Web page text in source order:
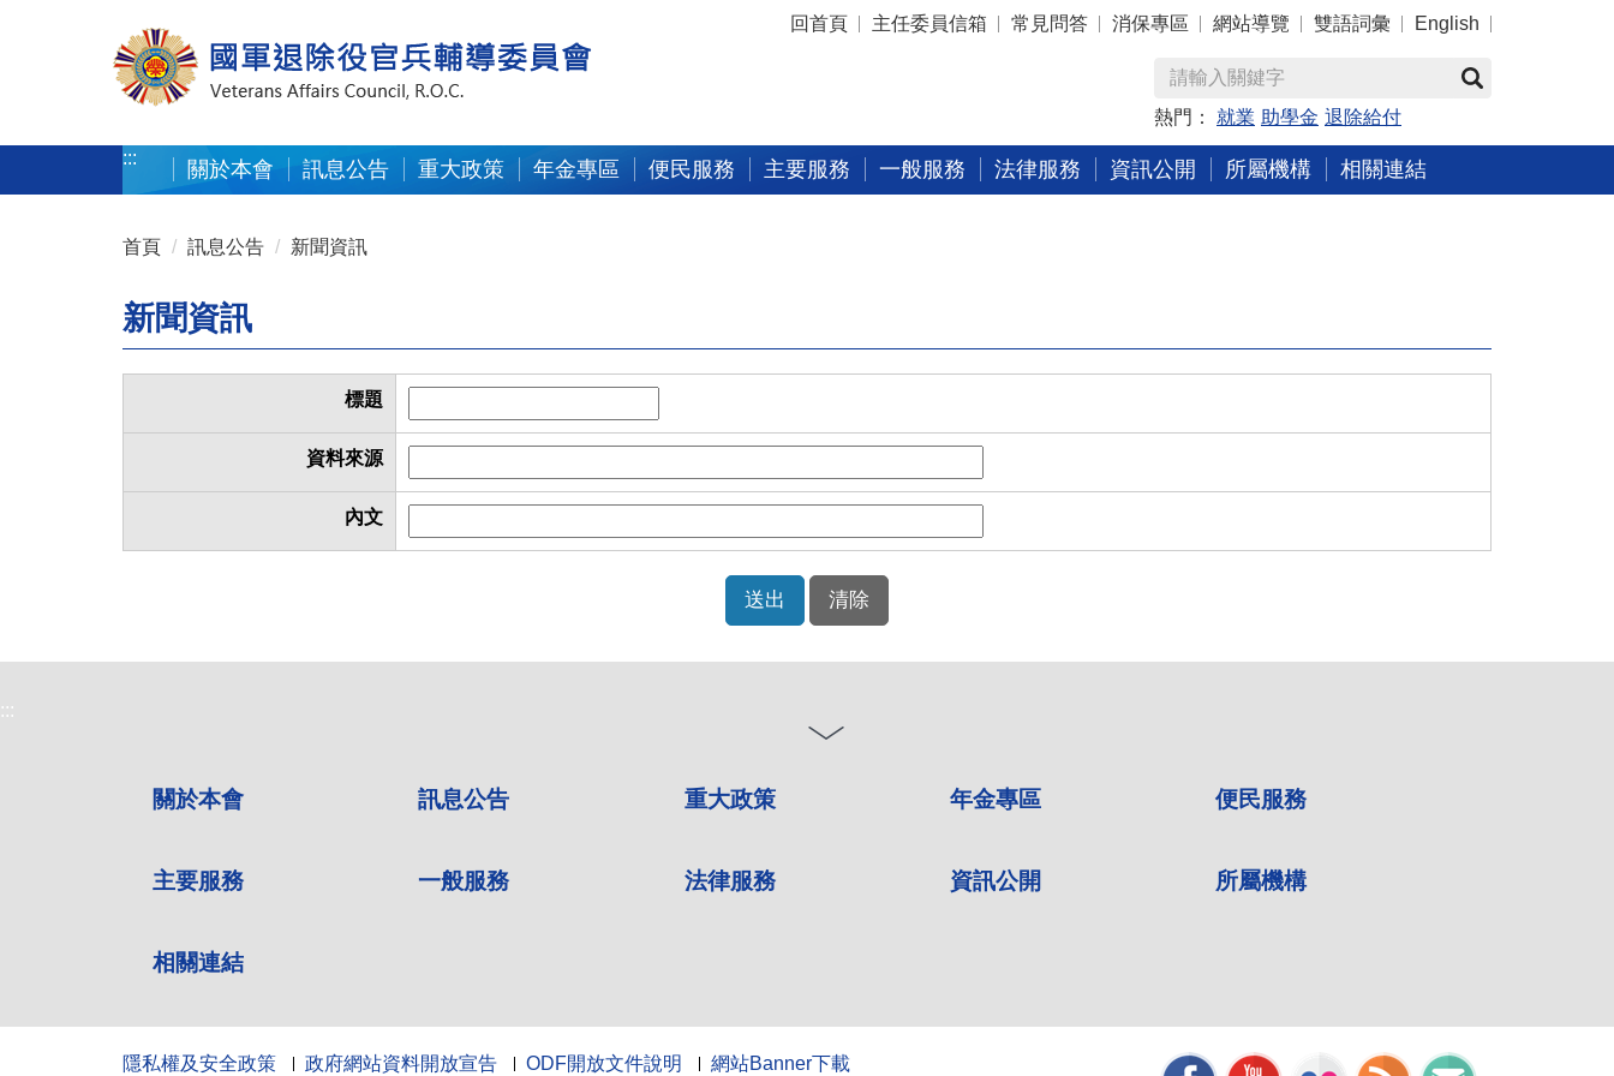
:::
回首頁 主任委員信箱 常見問答 消保專區 網站導覽 雙語詞彙 English
熱門： 就業 助學金 退除給付
:::
關於本會 訊息公告 重大政策 年金專區 便民服務 主要服務 一般服務 法律服務 資訊公開 所屬機構 相關連結
首頁 訊息公告 新聞資訊
新聞資訊
標題
資料來源
內文
:::
關於本會 訊息公告 重大政策 年金專區 便民服務
主要服務 一般服務 法律服務 資訊公開 所屬機構
相關連結
隱私權及安全政策 政府網站資料開放宣告 ODF開放文件說明 網站Banner下載